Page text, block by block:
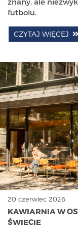
futbolu.
CZYTAJ WIĘCEJ
20 czerwiec 2026
KAWIARNIA W
ŚWIECIE